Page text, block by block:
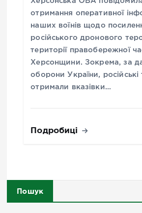
отримання оперативної
наших воїнів щодо
російського дронового
території правобережної
Херсонщини. Зокрема, за
оборони України, російські
отримали вказівки…
Подробиці
Пошук